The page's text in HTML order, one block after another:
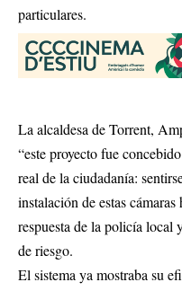
particulares.
La alcaldesa de Torrent,
“este proyecto fue
real de la ciudadanía:
instalación de estas
respuesta de la policía local
de riesgo.
El sistema ya mostraba su